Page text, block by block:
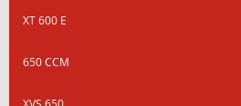
XT 600 E
650 CCM